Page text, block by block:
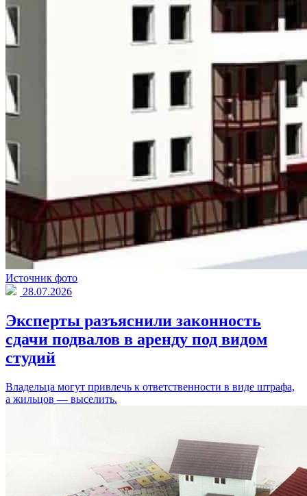
Источник фото
28.07.2026
Эксперты разъяснили законность
сдачи подвалов в аренду под видом
студий
Владельца могут привлечь к ответственности в виде штрафа,
а жильцов — выселить.